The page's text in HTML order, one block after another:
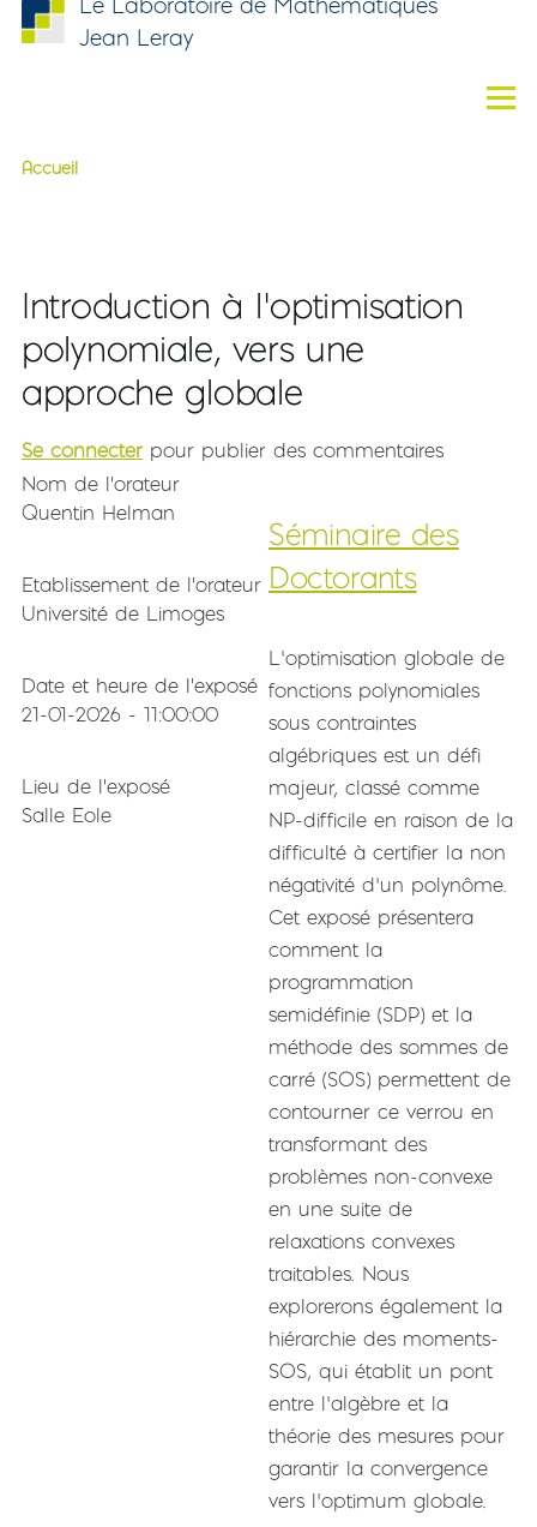
Aller au contenu principal
Jean Leray
Fil d'Ariane
Accueil
Title - HTML
Introduction à l’optimisation
polynomiale, vers une
approche globale
Se connecter pour publier des commentaires
Nom de l'orateur
Quentin Helman
Etablissement de l'orateur
Université de Limoges
Date et heure de l'exposé
21-01-2026 - 11:00:00
Lieu de l'exposé
Salle Eole
Séminaire des
Doctorants
Résumé de l'exposé
L’optimisation globale de
fonctions polynomiales
sous contraintes
algébriques est un défi
majeur, classé comme
NP-difficile en raison de la
difficulté à certifier la non
négativité d’un polynôme.
Cet exposé présentera
comment la
programmation
semidéfinie (SDP) et la
méthode des sommes de
carré (SOS) permettent de
contourner ce verrou en
transformant des
problèmes non-convexe
en une suite de
relaxations convexes
traitables. Nous
explorerons également la
hiérarchie des moments-
SOS, qui établit un pont
entre l’algèbre et la
théorie des mesures pour
garantir la convergence
vers l’optimum globale.